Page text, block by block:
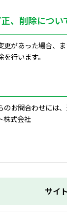
、削除につい
更があった場合、
行います。
お問合わせには、
株式会社
サイ